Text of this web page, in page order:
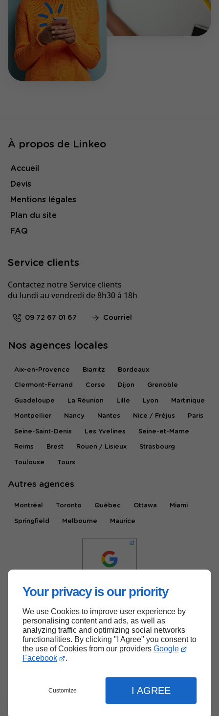
Your privacy is our priority
We use Cookies to improve user experience by
personalising content and ads, as well as
analyzing traffic and optimizing social networks
functionalities. By clicking "I Agree" you consent to
the use of Cookies from our providers Google
Facebook
.
Customize I AGREE
À propos de Linkeo
Accueil
Devis
Mentions légales
Plan du site
FAQ
Service clients
Contactez notre Service clients
du lundi au vendredi de 8h30 à 18h
09 72 67 01 67 Courriel
Nos agences locales
Aix-en-Provence Biarritz Bordeaux
Clermont-Ferrand Corse Dijon Grenoble
Guadeloupe La Réunion Lille Lyon Martinique
Montpellier Nancy Nantes Nice / Fréjus Paris
Seine-Saint-Denis Les Yvelines Seine-et-Marne
Reims Brest Rouen / Lisieux Strasbourg
Toulouse Tours
Autres agences
Montréal Toronto Québec Ottawa Miami
Springfield Melbourne Maurice
Haut de page